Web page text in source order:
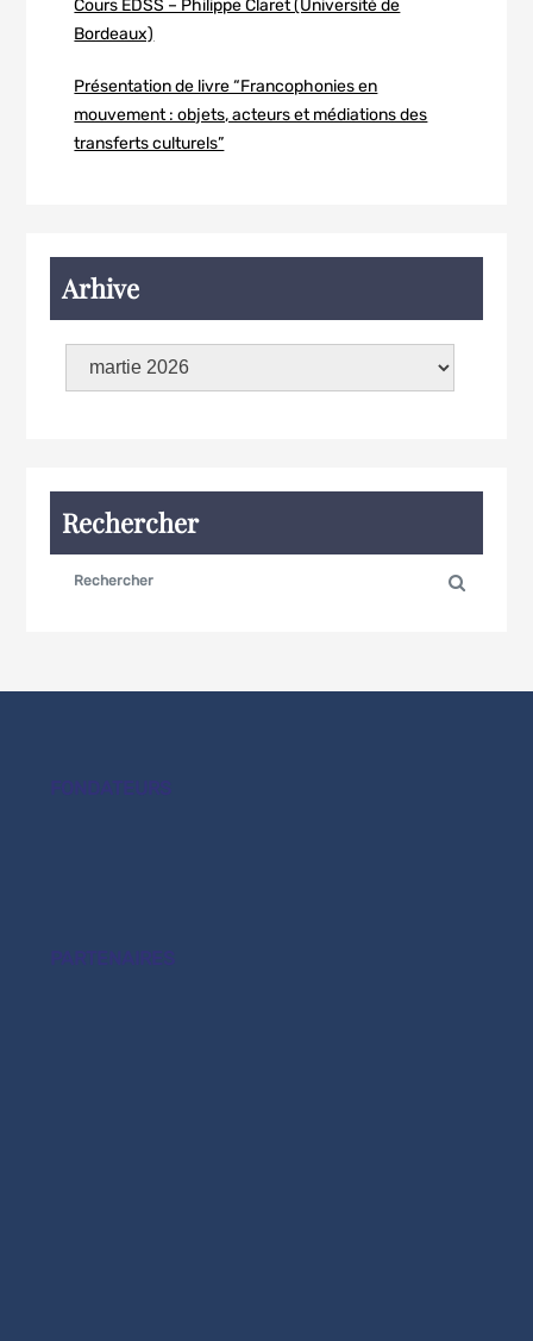
Cours EDSS – Philippe Claret (Université de
Bordeaux)
Présentation de livre “Francophonies en
mouvement : objets, acteurs et médiations des
transferts culturels”
Arhive
Rechercher